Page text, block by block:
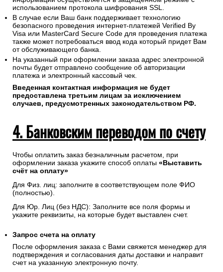
использованием протокола шифрования SSL.
В случае если Ваш банк поддерживает технологию
безопасного проведения интернет-платежей Verified By
Visa или MasterCard Secure Code для проведения платежа
также может потребоваться ввод кода который придет Вам
от обслуживающего банка.
На указанный при оформлении заказа адрес электронной
почты будет отправлено сообщение об авторизации
платежа и электронный кассовый чек.
Введенная контактная информация не будет
предоставлена третьим лицам за исключением
случаев, предусмотренных законодательством РФ.
4. Банковским переводом по счету
Чтобы оплатить заказ безналичным расчетом, при
оформлении заказа укажите способ оплаты «Выставить
счёт на оплату»
Для Физ. лиц: заполните в соответствующем поле ФИО
(полностью).
Для Юр. Лиц (без НДС): Заполните все поля формы и
укажите реквизиты, на которые будет выставлен счет.
Запрос счета на оплату
После оформления заказа с Вами свяжется менеджер для
подтверждения и согласования даты доставки и направит
счет на указанную электронную почту.